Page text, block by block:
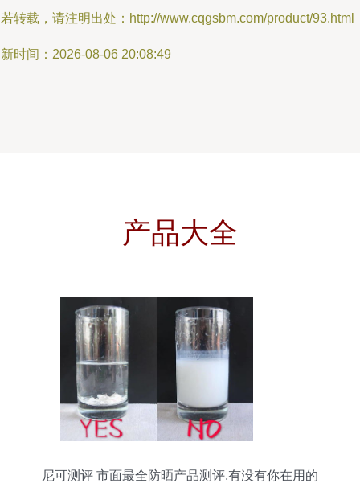
转载，请注明出处：http://www.cqgsbm.com/product/93.html
时间：2026-08-06 20:08:49
产品大全
尼可测评 市面最全防晒产品测评,有没有你在用的